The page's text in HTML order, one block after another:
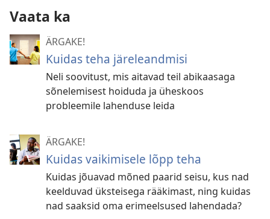
Vaata ka
ÄRGAKE!
Kuidas teha järeleandmisi
Neli soovitust, mis aitavad teil abikaasaga
sõnelemisest hoiduda ja üheskoos
probleemile lahenduse leida
ÄRGAKE!
Kuidas vaikimisele lõpp teha
Kuidas jõuavad mõned paarid seisu, kus nad
keelduvad üksteisega rääkimast, ning kuidas
nad saaksid oma erimeelsused lahendada?